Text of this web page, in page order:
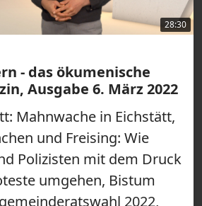
28:30
- das ökumenische
Ausgabe 6. März 2022
Mahnwache in Eichstätt,
und Freising: Wie
Polizisten mit dem Druck
umgehen, Bistum
2022,